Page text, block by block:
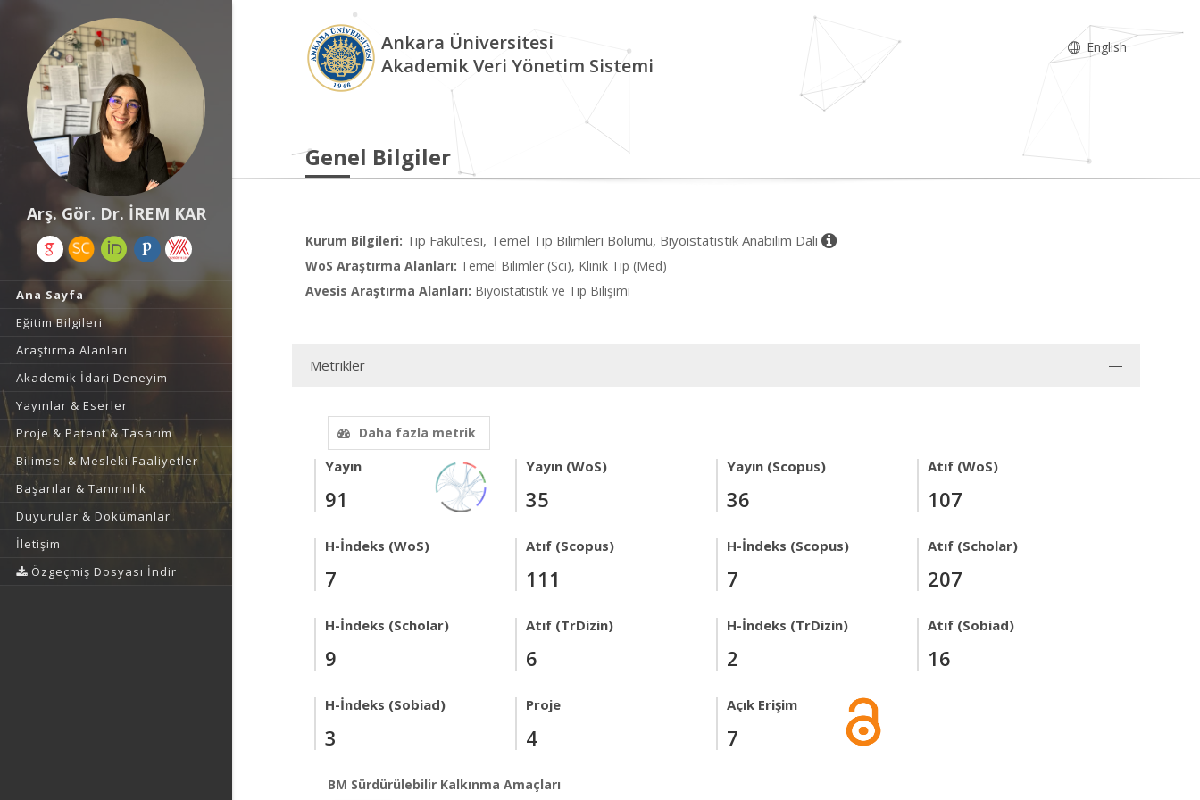
Arş. Gör. Dr. İREM KAR
Ana Sayfa
Eğitim Bilgileri
Araştırma Alanları
Akademik İdari Deneyim
Yayınlar & Eserler
Proje & Patent & Tasarım
Bilimsel & Mesleki Faaliyetler
Başarılar & Tanınırlık
Duyurular & Dokümanlar
İletişim
Özgeçmiş Dosyası İndir
Ankara Üniversitesi
Akademik Veri Yönetim Sistemi
English
Genel Bilgiler
Kurum Bilgileri: Tıp Fakültesi, Temel Tıp Bilimleri Bölümü, Biyoistatistik Anabilim Dalı
WoS Araştırma Alanları: Temel Bilimler (Sci), Klinik Tıp (Med)
Avesis Araştırma Alanları: Biyoistatistik ve Tıp Bilişimi
Metrikler
Daha fazla metrik
Yayın
91
Yayın (WoS)
35
Yayın (Scopus)
36
Atıf (WoS)
107
H-İndeks (WoS)
7
Atıf (Scopus)
111
H-İndeks (Scopus)
7
Atıf (Scholar)
207
H-İndeks (Scholar)
9
Atıf (TrDizin)
6
H-İndeks (TrDizin)
2
Atıf (Sobiad)
16
H-İndeks (Sobiad)
3
Proje
4
Açık Erişim
7
BM Sürdürülebilir Kalkınma Amaçları